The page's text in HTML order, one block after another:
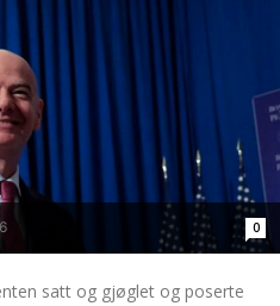
0
satt og gjøglet og poserte